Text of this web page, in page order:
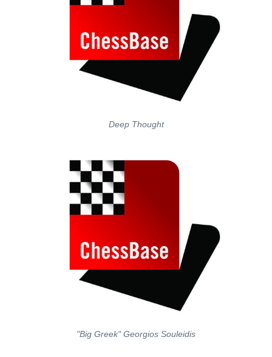
Deep Thought
"Big Greek" Georgios Souleidis